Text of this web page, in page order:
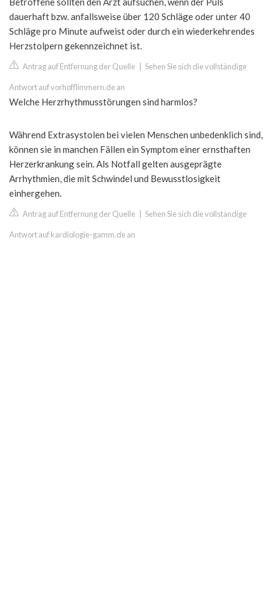
dauerhaft bzw. anfallsweise über 120 Schläge oder unter 40
Schläge pro Minute aufweist oder durch ein wiederkehrendes
Herzstolpern gekennzeichnet ist.
Antrag auf Entfernung der Quelle Sehen Sie sich die vollständige
Antwort auf vorhofflimmern.de an
Welche Herzrhythmusstörungen sind harmlos?
Während Extrasystolen bei vielen Menschen unbedenklich sind,
können sie in manchen Fällen ein Symptom einer ernsthaften
Herzerkrankung sein. Als Notfall gelten ausgeprägte
Arrhythmien, die mit Schwindel und Bewusstlosigkeit
einhergehen.
Antrag auf Entfernung der Quelle Sehen Sie sich die vollständige
Antwort auf kardiologie-gamm.de an